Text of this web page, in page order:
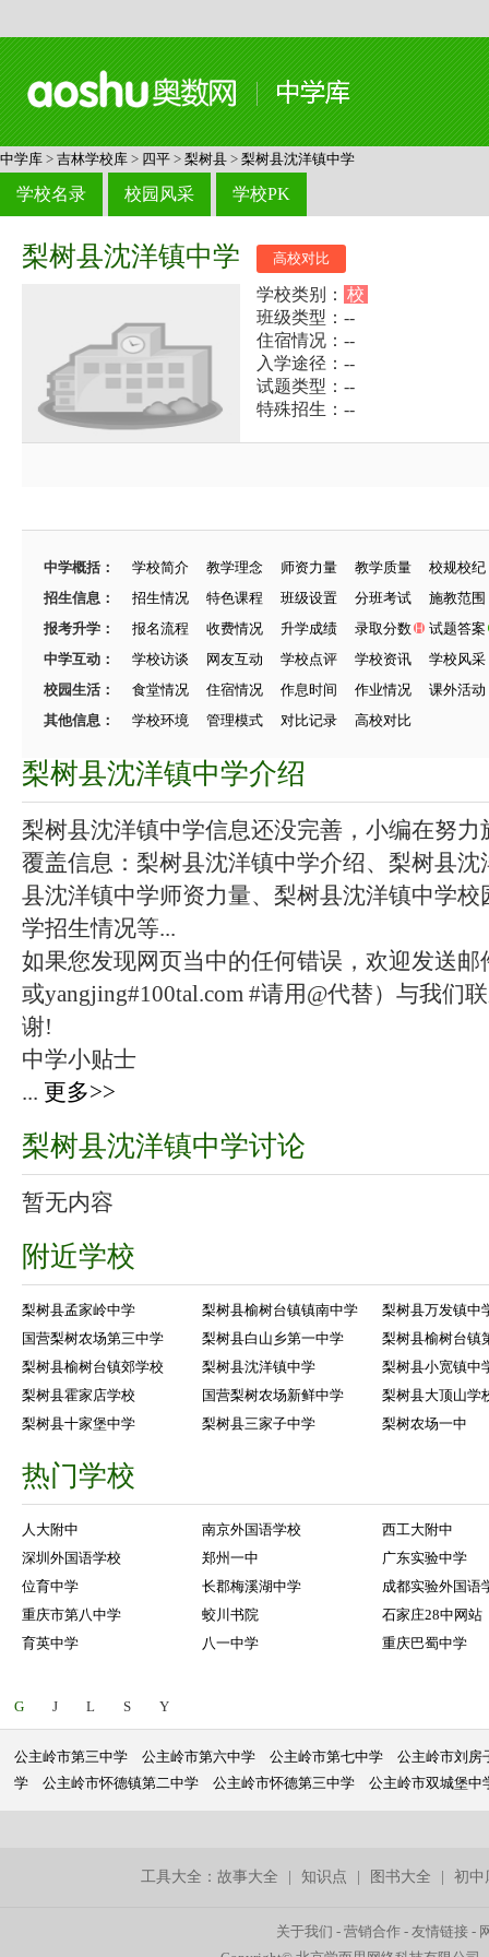
中学库 > 吉林学校库 > 四平 > 梨树县 > 梨树县沈洋镇中学
学校名录 校园风采 学校PK
梨树县沈洋镇中学 高校对比
学校类别： 校
班级类型：--
住宿情况：--
入学途径：--
试题类型：--
特殊招生：--
中学概括： 学校简介 教学理念 师资力量 教学质量
校规校纪
招生信息：
招生情况 特色课程 班级设置 分班考试
施教范围
报考升学：
报名流程 收费情况 升学成绩 录取分数
试题答案
中学互动：
学校访谈 网友互动 学校点评 学校资讯
学校风采
校园生活：
食堂情况 住宿情况 作息时间 作业情况
课外活动
其他信息：
学校环境 管理模式 对比记录 高校对比
梨树县沈洋镇中学介绍
梨树县沈洋镇中学信息还没完善，小编在努力
覆盖信息：梨树县沈洋镇中学介绍、梨树县
县沈洋镇中学师资力量、梨树县沈洋镇中学
学招生情况等...
如果您发现网页当中的任何错误，欢迎发送邮
或yangjing#100tal.com #请用@代替）与我们
谢!
中学小贴士
... 更多>>
梨树县沈洋镇中学讨论
暂无内容
附近学校
梨树县孟家岭中学 梨树县榆树台镇镇南中学
梨树县万发镇中
国营梨树农场第三中学
梨树县白山乡第一中学
梨树县榆树台镇
梨树县榆树台镇郊学校
梨树县沈洋镇中学
梨树县小宽镇中
梨树县霍家店学校
国营梨树农场新鲜中学
梨树县大顶山学
梨树县十家堡中学
梨树县三家子中学 梨树农场一中
热门学校
人大附中 南京外国语学校
西工大附中
深圳外国语学校
郑州一中
广东实验中学
位育中学
长郡梅溪湖中学
成都实验外国语
重庆市第八中学
蛟川书院
石家庄28中网站
育英中学
八一中学 重庆巴蜀中学
G J L S Y
公主岭市第三中学 公主岭市第六中学 公主岭市第七中学
公主岭市刘房
学
公主岭市怀德镇第二中学 公主岭市怀德第三中学 公主岭市双城堡中
工具大全：故事大全 |知识点 图书大全 |初中
关于我们 -营销合作 -友情链接 -